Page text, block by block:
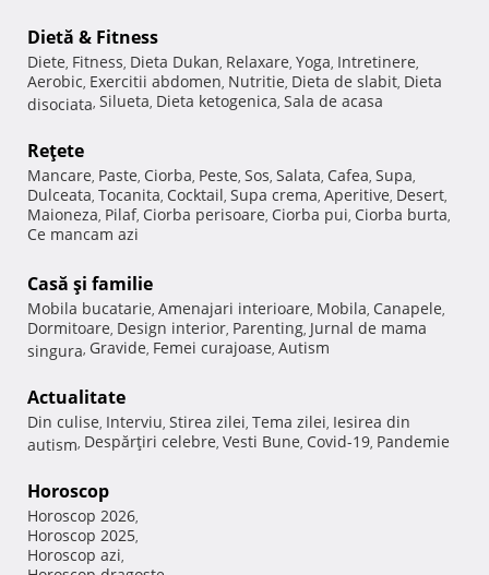
Dietă & Fitness
Diete, Fitness, Dieta Dukan, Relaxare, Yoga, Intretinere,
Aerobic, Exercitii abdomen, Nutritie, Dieta de slabit, Dieta
disociata, Silueta, Dieta ketogenica, Sala de acasa
Reţete
Mancare, Paste, Ciorba, Peste, Sos, Salata, Cafea, Supa,
Dulceata, Tocanita, Cocktail, Supa crema, Aperitive, Desert,
Maioneza, Pilaf, Ciorba perisoare, Ciorba pui, Ciorba burta,
Ce mancam azi
Casă şi familie
Mobila bucatarie, Amenajari interioare, Mobila, Canapele,
Dormitoare, Design interior, Parenting, Jurnal de mama
singura, Gravide, Femei curajoase, Autism
Actualitate
Din culise, Interviu, Stirea zilei, Tema zilei, Iesirea din
autism, Despărţiri celebre, Vesti Bune, Covid-19, Pandemie
Horoscop
Horoscop 2026,
Horoscop 2025,
Horoscop azi,